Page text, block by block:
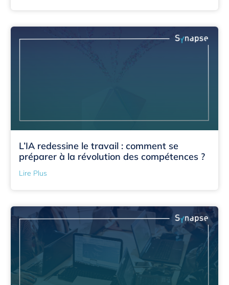
L’IA redessine le travail : comment se
préparer à la révolution des compétences ?
Lire Plus